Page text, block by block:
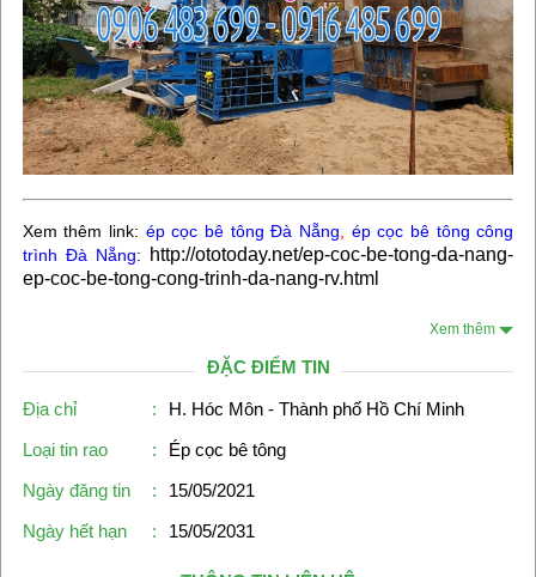
Xem thêm link: ép cọc bê tông Đà Nẵng
ép cọc bê tông công
trình Đà Nẵng:
http://ototoday.net/ep-coc-be-tong-da-nang-
ep-coc-be-tong-cong-trinh-da-nang-rv.html
Xem thêm
ĐẶC ĐIỂM TIN
Địa chỉ :
H. Hóc Môn - Thành phố Hồ Chí Minh
Loại tin rao
:
Ép cọc bê tông
Ngày đăng tin
:
15/05/2021
Ngày hết hạn
: 15/05/2031